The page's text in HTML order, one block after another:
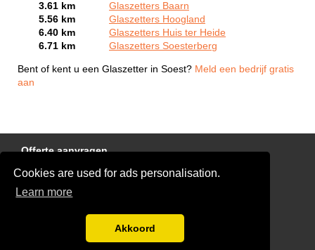
Cookies are used for ads personalisation.
Learn more
Akkoord
3.61 km
Glaszetters Baarn
5.56 km
Glaszetters Hoogland
6.40 km
Glaszetters Huis ter Heide
6.71 km
Glaszetters Soesterberg
Bent of kent u een Glaszetter in Soest? Meld een bedrijf gratis
aan
Offerte aanvragen
Links
Disclaimer